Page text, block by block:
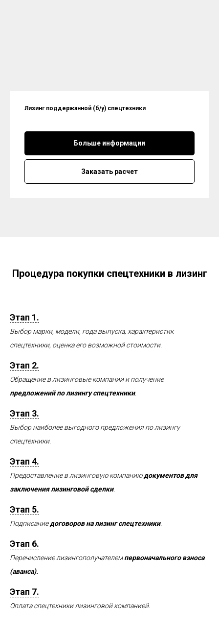
Лизинг поддержанной (б/у) спецтехники
Больше информации
Заказать расчет
Процедура покупки спецтехники в лизинг
Этап 1.
Выбор марки, модели, года выпуска, характеристик
спецтехники, оценка его возможной стоимости.
Этап 2.
Обращение в лизинговые компании и получение
предложений по лизингу спецтехники.
Этап 3.
Выбор наиболее выгодного предложения по лизингу
спецтехники.
Этап 4.
Предоставление в лизинговую компаниюдокументов для
заключения лизинговой сделки.
Этап 5.
Подписаниедоговоров на лизинг спецтехники.
Этап 6.
Перечисление лизингополучателемпервоначального взноса
(аванса).
Этап 7.
Оплата спецтехники лизинговой компанией.